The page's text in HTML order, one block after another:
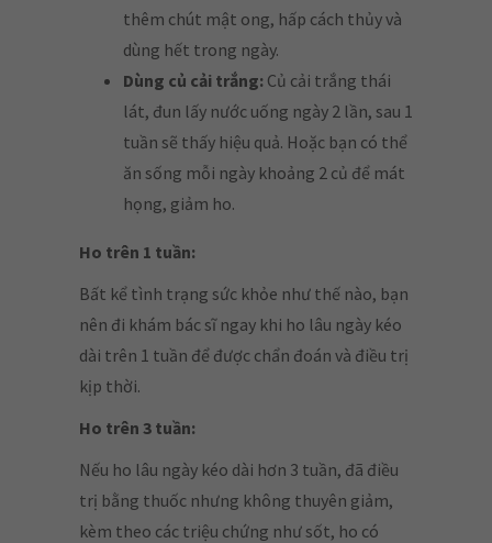
thêm chút mật ong, hấp cách thủy và
dùng hết trong ngày.
Dùng củ cải trắng: Củ cải trắng thái
lát, đun lấy nước uống ngày 2 lần, sau 1
tuần sẽ thấy hiệu quả. Hoặc bạn có thể
ăn sống mỗi ngày khoảng 2 củ để mát
họng, giảm ho.
Ho trên 1 tuần:
Bất kể tình trạng sức khỏe như thế nào, bạn
nên đi khám bác sĩ ngay khi ho lâu ngày kéo
dài trên 1 tuần để được chẩn đoán và điều trị
kịp thời.
Ho trên 3 tuần:
Nếu ho lâu ngày kéo dài hơn 3 tuần, đã điều
trị bằng thuốc nhưng không thuyên giảm,
kèm theo các triệu chứng như sốt, ho có